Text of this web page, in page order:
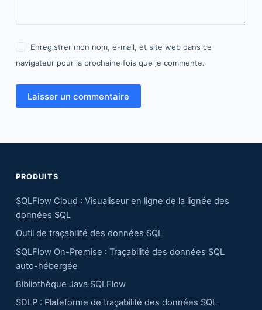
Enregistrer mon nom, e-mail, et site web dans ce
navigateur pour la prochaine fois que je commente.
Laisser un commentaire
PRODUITS
SQLFlow Cloud : Visualiseur en ligne de la lignée des
données SQL
Outil de traçabilité des données SQL
SQLFlow On-Premise : Traçabilité des données SQL
auto-hébergée
Bibliothèque Java SQLFlow
SDLP : Plateforme de traçabilité des données SQL